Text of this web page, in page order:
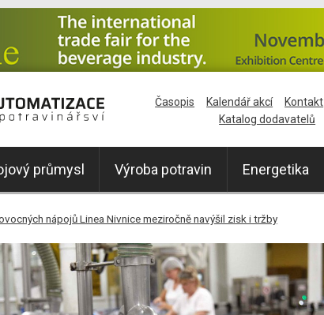
průmysl Výroba potravin Energetika
Časopis Kalendář akcí Kontakt
Katalog dodavatelů
nápojů Linea Nivnice meziročně navýšil zisk i tržby